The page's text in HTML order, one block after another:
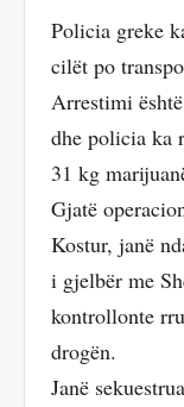
Policia greke
cilët po
Arrestimi
dhe policia ka
31 kg
Gjatë
Kostur, janë
i gjelbër me
kontrollonte
drogën.
Janë